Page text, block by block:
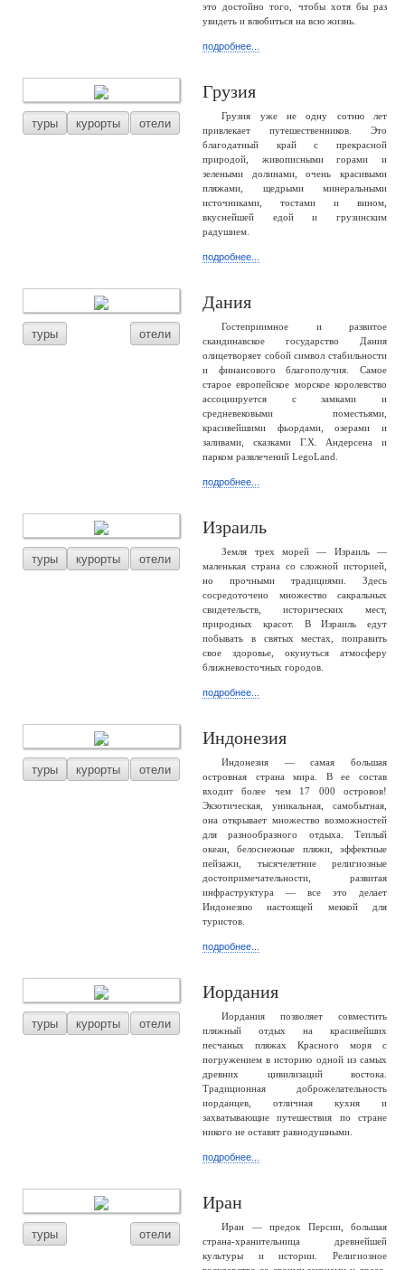
это достойно того, чтобы хотя бы раз
увидеть и влюбиться на всю жизнь.
подробнее...
туры курорты отели
Грузия
Грузия уже не одну сотню лет
привлекает путешественников. Это
благодатный край с прекрасной
природой, живописными горами и
зелеными долинами, очень красивыми
пляжами, щедрыми минеральными
источниками, тостами и вином,
вкуснейшей едой и грузинским
радушием.
подробнее...
туры отели
Дания
Гостеприимное и развитое
скандинавское государство Дания
олицетворяет собой символ стабильности
и финансового благополучия. Самое
старое европейское морское королевство
ассоциируется с замками и
средневековыми поместьями,
красивейшими фьордами, озерами и
заливами, сказками Г.Х. Андерсена и
парком развлечений LegoLand.
подробнее...
туры курорты отели
Израиль
Земля трех морей — Израиль —
маленькая страна со сложной историей,
но прочными традициями. Здесь
сосредоточено множество сакральных
свидетельств, исторических мест,
природных красот. В Израиль едут
побывать в святых местах, поправить
свое здоровье, окунуться атмосферу
ближневосточных городов.
подробнее...
туры курорты отели
Индонезия
Индонезия — самая большая
островная страна мира. В ее состав
входит более чем 17 000 островов!
Экзотическая, уникальная, самобытная,
она открывает множество возможностей
для разнообразного отдыха. Теплый
океан, белоснежные пляжи, эффектные
пейзажи, тысячелетние религиозные
достопримечательности, развитая
инфраструктура — все это делает
Индонезию настоящей меккой для
туристов.
подробнее...
туры курорты отели
Иордания
Иордания позволяет совместить
пляжный отдых на красивейших
песчаных пляжах Красного моря с
погружением в историю одной из самых
древних цивилизаций востока.
Традиционная доброжелательность
иорданцев, отличная кухня и
захватывающие путешествия по стране
никого не оставят равнодушными.
подробнее...
туры отели
Иран
Иран — предок Персии, большая
страна-хранительница древнейшей
культуры и истории. Религиозное